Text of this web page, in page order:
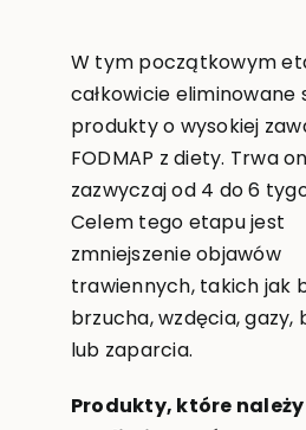
W tym początkowym
całkowicie eliminowane
produkty o wysokiej
FODMAP z diety. Trwa on
zazwyczaj od 4 do 6
Celem tego etapu jest
zmniejszenie objawów
trawiennych, takich jak
brzucha, wzdęcia, gazy,
lub zaparcia.
Produkty, które należy